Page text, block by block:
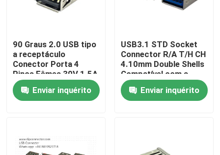
Casa
Produtos
90 Graus 2.0 USB tipo
a receptáculo
Conector Porta 4
Pinos Fêmea 30V 1.5A
Enviar inquérito
USB3.1 STD Socket
Connector R/A T/H CH
4.10mm Double Shells
Compatível com a
RoHS e livre de
hoalógenosEnviar inquérito